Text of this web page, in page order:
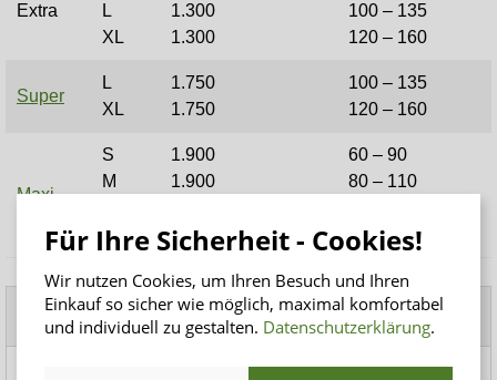
Extra
L
XL
1.300
1.300
100 – 135
120 – 160
Super
L
XL
1.750
1.750
100 – 135
120 – 160
Maxi
S
M
XL
1.900
1.900
1.900
60 – 90
80 – 110
120 – 160
Dazu passende Produkte
Für Ihre Sicherheit - Cookies!
Wir nutzen Cookies, um Ihren Besuch und Ihren
Einkauf so sicher wie möglich, maximal komfortabel
und individuell zu gestalten. Datenschutzerklärung.